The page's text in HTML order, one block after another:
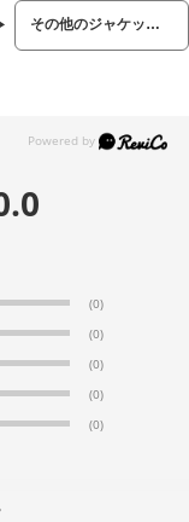
その他のジャケット/アウター
(0)
(0)
(0)
(0)
(0)